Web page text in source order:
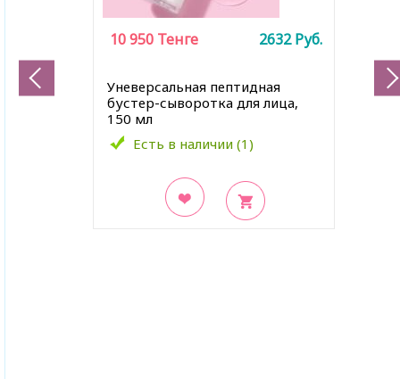
Уневерсальная пептидная
бустер-сыворотка для лица,
150 мл
Есть в наличии (1)
10 950 Тенге 2632Руб.